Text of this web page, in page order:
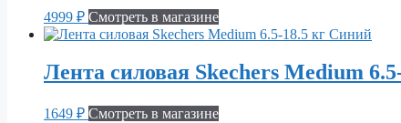
4999 ₽ Смотреть в магазине
Лента силовая Skechers Medium
1649 ₽ Смотреть в магазине